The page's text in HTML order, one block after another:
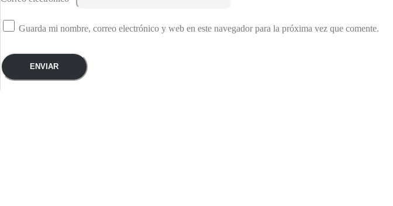
Guarda mi nombre, correo electrónico y web en este navegador para la próxima vez que comente.